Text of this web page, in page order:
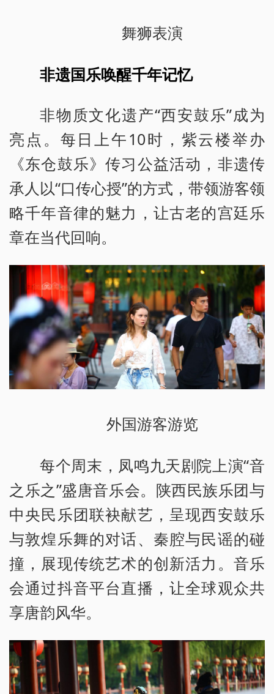
舞狮表演
非遗国乐唤醒千年记忆
非物质文化遗产“西安鼓乐”成为
亮点。每日上午10时，紫云楼举办
《东仓鼓乐》传习公益活动，非遗传
承人以“口传心授”的方式，带领游客领
略千年音律的魅力，让古老的宫廷乐
章在当代回响。
外国游客游览
每个周末，凤鸣九天剧院上演“音
之乐之”盛唐音乐会。陕西民族乐团与
中央民乐团联袂献艺，呈现西安鼓乐
与敦煌乐舞的对话、秦腔与民谣的碰
撞，展现传统艺术的创新活力。音乐
会通过抖音平台直播，让全球观众共
享唐韵风华。